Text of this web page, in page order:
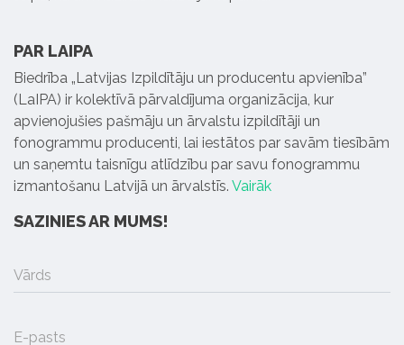
PAR LAIPA
Biedrība „Latvijas Izpildītāju un producentu apvienība”
(LaIPA) ir kolektīvā pārvaldījuma organizācija, kur
apvienojušies pašmāju un ārvalstu izpildītāji un
fonogrammu producenti, lai iestātos par savām tiesībām
un saņemtu taisnīgu atlīdzību par savu fonogrammu
izmantošanu Latvijā un ārvalstīs. Vairāk
SAZINIES AR MUMS!
Vārds
E-pasts